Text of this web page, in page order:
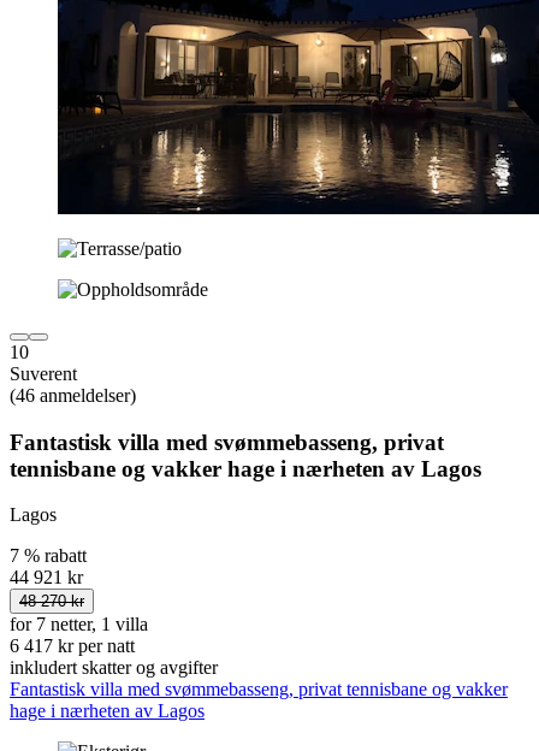
10
Suverent
(46 anmeldelser)
Fantastisk villa med svømmebasseng, privat
tennisbane og vakker hage i nærheten av Lagos
Lagos
7 % rabatt
44 921 kr
48 270 kr
for 7 netter, 1 villa
6 417 kr per natt
inkludert skatter og avgifter
Fantastisk villa med svømmebasseng, privat tennisbane og vakker
hage i nærheten av Lagos